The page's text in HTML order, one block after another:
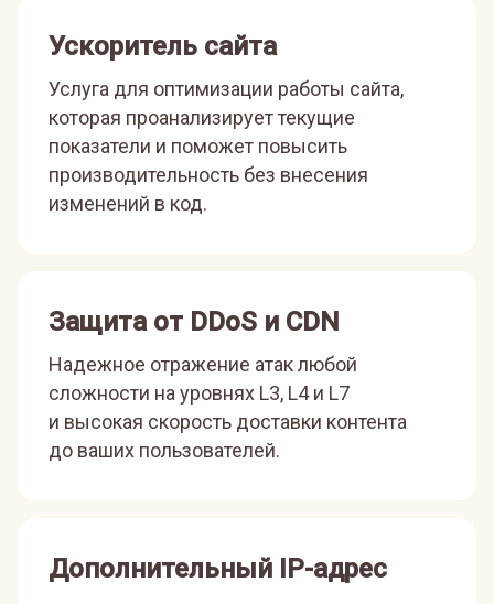
Ускоритель сайта
Услуга для оптимизации работы сайта,
которая проанализирует текущие
показатели и поможет повысить
производительность без внесения
изменений в код.
Защита от DDoS и CDN
Надежное отражение атак любой
сложности на уровнях L3, L4 и L7
и высокая скорость доставки контента
до ваших пользователей.
Дополнительный IP-адрес